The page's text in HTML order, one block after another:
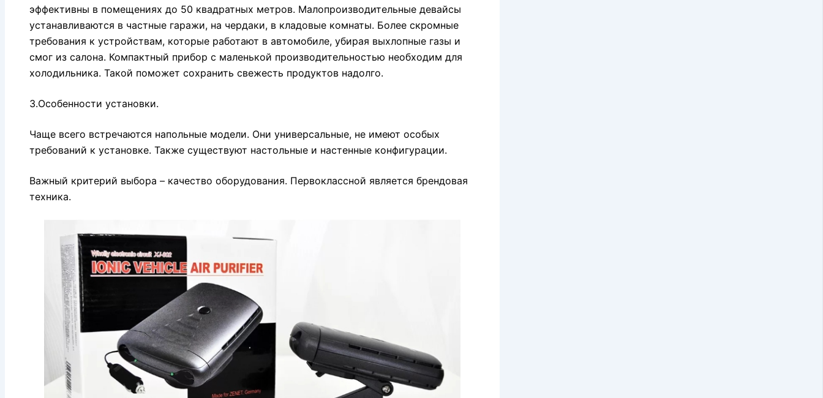
эффективны в помещениях до 50 квадратных метров. Малопроизводительные девайсы
устанавливаются в частные гаражи, на чердаки, в кладовые комнаты. Более скромные
требования к устройствам, которые работают в автомобиле, убирая выхлопные газы и
смог из салона. Компактный прибор с маленькой производительностью необходим для
холодильника. Такой поможет сохранить свежесть продуктов надолго.
3.Особенности установки.
Чаще всего встречаются напольные модели. Они универсальные, не имеют особых
требований к установке. Также существуют настольные и настенные конфигурации.
Важный критерий выбора – качество оборудования. Первоклассной является брендовая
техника.